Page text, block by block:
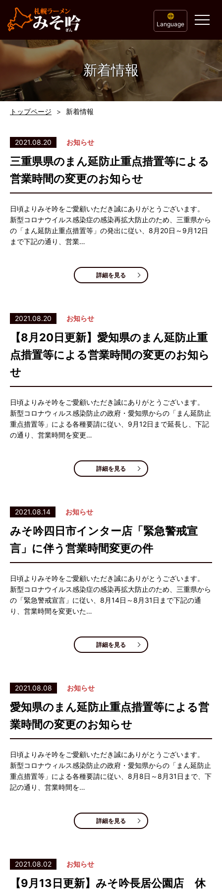
Language
新着情報
トップページ 新着情報
2021.08.20 お知らせ
三重県県のまん延防止重点措置等による
営業時間の変更のお知らせ
日頃よりみそ吟をご愛顧いただき誠にありがとうございます。
新型コロナウイルス感染症の感染再拡大防止のため、三重県から
の「まん延防止重点措置等」の発出に従い、8月20日～9月12日
まで下記の通り、営業…
詳細を見る
2021.08.20 お知らせ
【8月20日更新】愛知県のまん延防止重
点措置等による営業時間の変更のお知ら
せ
日頃よりみそ吟をご愛顧いただき誠にありがとうございます。
新型コロナウィルス感染防止の政府・愛知県からの「まん延防止
重点措置等」による各種要請に従い、9月12日まで延長し、下記
の通り、営業時間を変更…
詳細を見る
2021.08.14 お知らせ
みそ吟四日市インター店「緊急警戒宣
言」に伴う営業時間変更の件
日頃よりみそ吟をご愛顧いただき誠にありがとうございます。
新型コロナウイルス感染症の感染再拡大防止のため、三重県から
の「緊急警戒宣言」に従い、8月14日～8月31日まで下記の通
り、営業時間を変更いた…
詳細を見る
2021.08.08 お知らせ
愛知県のまん延防止重点措置等による営
業時間の変更のお知らせ
日頃よりみそ吟をご愛顧いただき誠にありがとうございます。
新型コロナウィルス感染防止の政府・愛知県からの「まん延防止
重点措置等」による各種要請に従い、8月8日～8月31日まで、下
記の通り、営業時間を…
詳細を見る
2021.08.02 お知らせ
【9月13日更新】みそ吟長居公園店 休